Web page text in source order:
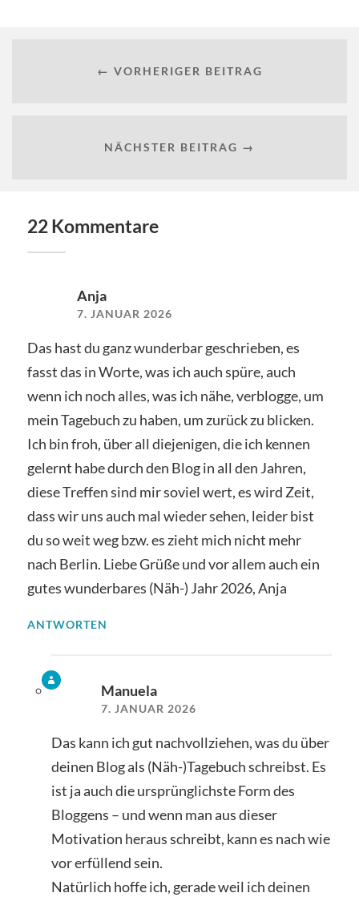
← VORHERIGER BEITRAG
NÄCHSTER BEITRAG →
22 Kommentare
Anja
7. JANUAR 2026
Das hast du ganz wunderbar geschrieben, es
fasst das in Worte, was ich auch spüre, auch
wenn ich noch alles, was ich nähe, verblogge, um
mein Tagebuch zu haben, um zurück zu blicken.
Ich bin froh, über all diejenigen, die ich kennen
gelernt habe durch den Blog in all den Jahren,
diese Treffen sind mir soviel wert, es wird Zeit,
dass wir uns auch mal wieder sehen, leider bist
du so weit weg bzw. es zieht mich nicht mehr
nach Berlin. Liebe Grüße und vor allem auch ein
gutes wunderbares (Näh-) Jahr 2026, Anja
ANTWORTEN
Manuela
7. JANUAR 2026
Das kann ich gut nachvollziehen, was du über
deinen Blog als (Näh-)Tagebuch schreibst. Es
ist ja auch die ursprünglichste Form des
Bloggens – und wenn man aus dieser
Motivation heraus schreibt, kann es nach wie
vor erfüllend sein.
Natürlich hoffe ich, gerade weil ich deinen